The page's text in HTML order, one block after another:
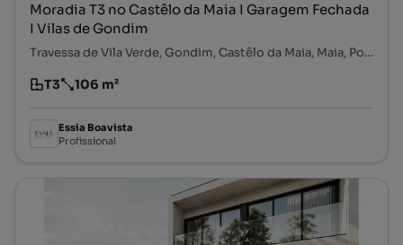
Moradia T3 no Castêlo da Maia I Garagem Fechada
I Vilas de Gondim
Travessa de Vila Verde, Gondim, Castêlo da Maia, Maia, Porto
Tipologia
T3
Preço por metro quadrado
106 m²
Essia Boavista
Profissional